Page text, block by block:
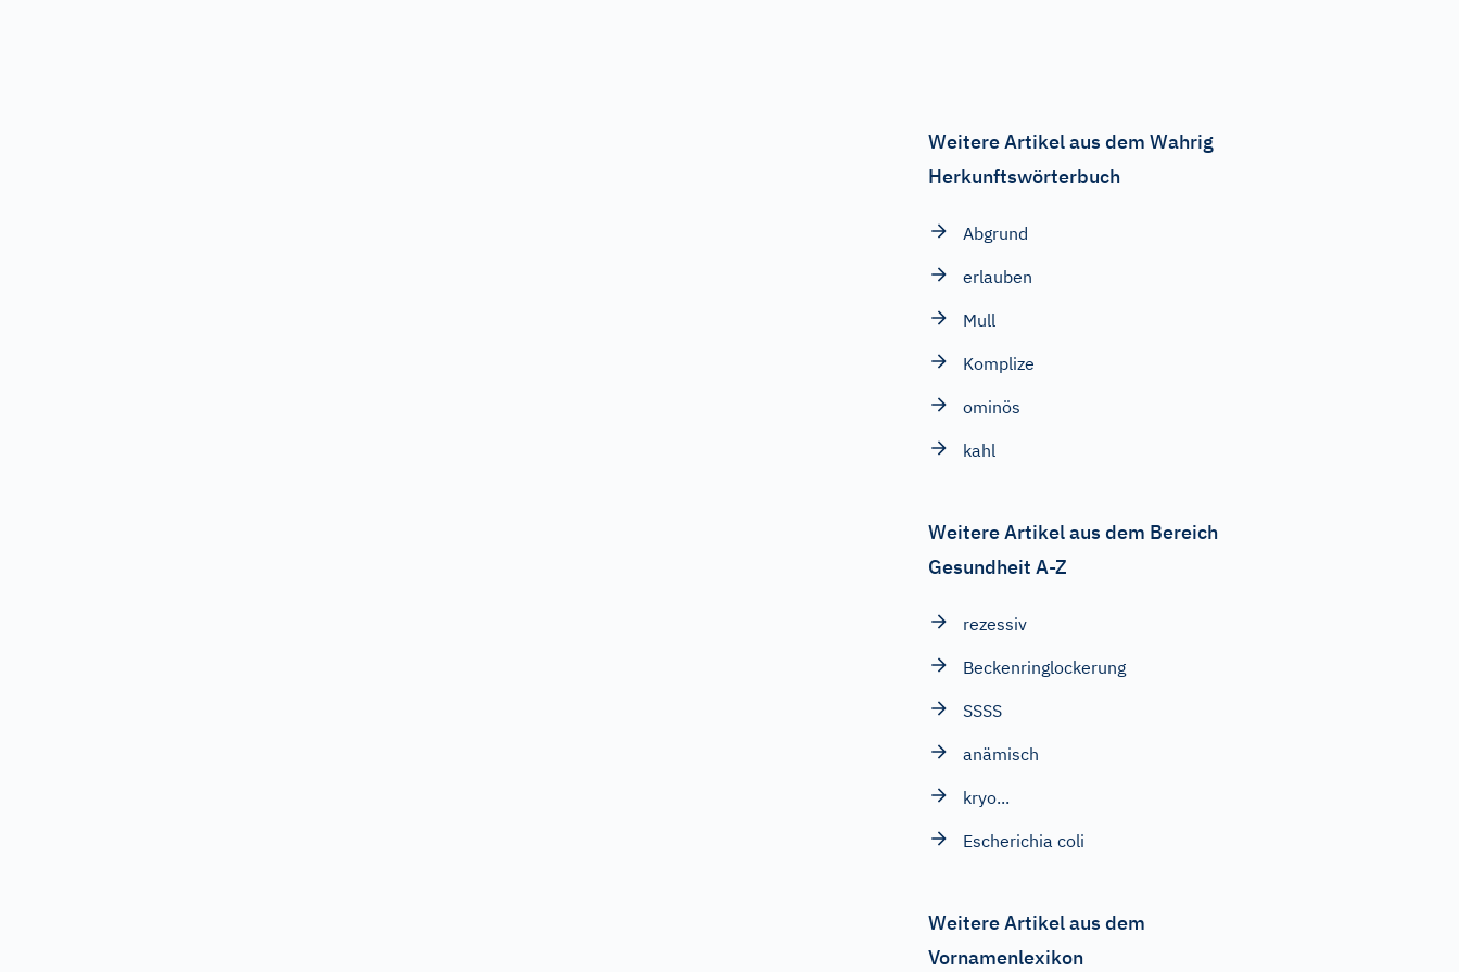
Weitere Artikel aus dem Wahrig
Herkunftswörterbuch
Abgrund
erlauben
Mull
Komplize
ominös
kahl
Weitere Artikel aus dem Bereich
Gesundheit A-Z
rezessiv
Beckenringlockerung
SSSS
anämisch
kryo...
Escherichia coli
Weitere Artikel aus dem
Vornamenlexikon